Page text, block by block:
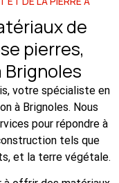
de
pierres,
Brignoles
votre spécialiste en
à Brignoles. Nous
pour répondre à
tels que
et la terre végétale.